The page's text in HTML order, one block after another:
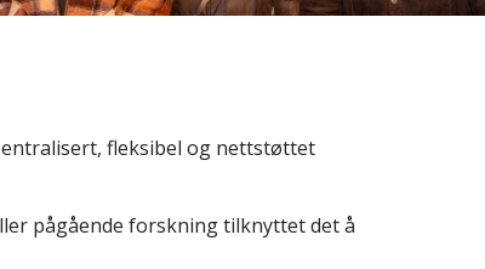
fleksibel og nettstøttet
pågående forskning tilknyttet det å